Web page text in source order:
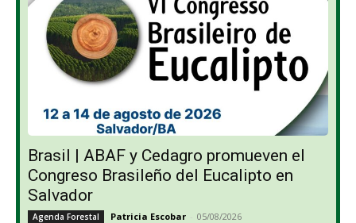
Brasil | ABAF y Cedagro promueven el
Congreso Brasileño del Eucalipto en
Salvador
Agenda Forestal Patricia Escobar - 05/08/2026